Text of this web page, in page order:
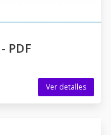
PDF
Ver detalles